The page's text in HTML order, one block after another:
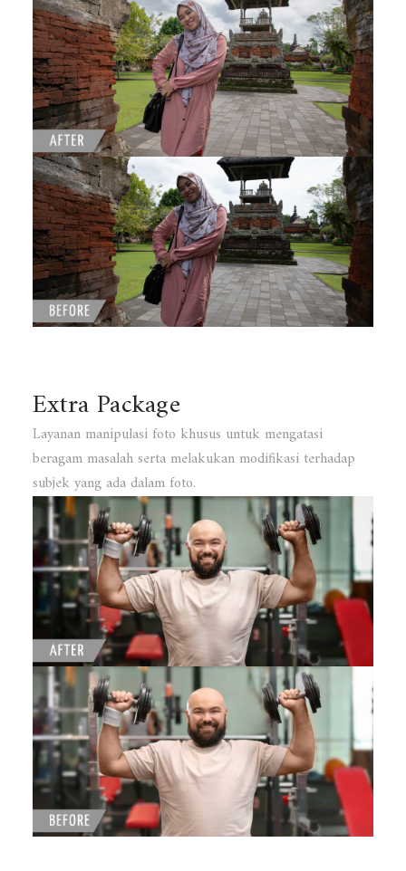
Extra Package
Layanan manipulasi foto khusus untuk mengatasi
beragam masalah serta melakukan modifikasi terhadap
subjek yang ada dalam foto.